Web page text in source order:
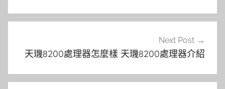
覽
Next Post
天璣8200處理器怎麼樣 天璣8200處理器介紹